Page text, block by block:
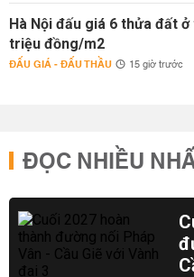
Hà Nội đấu giá 6 thửa đất
triệu đồng/m2
ĐẤU GIÁ - ĐẤU THẦU 15 giờ trước
ĐỌC NHIỀU